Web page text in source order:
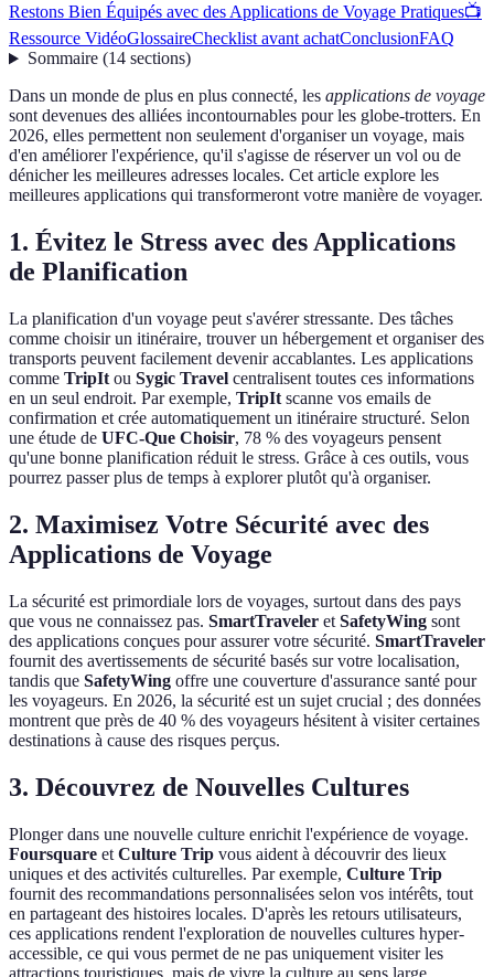
Restons Bien Équipés avec des Applications de Voyage Pratiques📺
Ressource VidéoGlossaireChecklist avant achatConclusionFAQ
Sommaire(14 sections)
Dans un monde de plus en plus connecté, les applications de voyage
sont devenues des alliées incontournables pour les globe-trotters. En
2026, elles permettent non seulement d'organiser un voyage, mais
d'en améliorer l'expérience, qu'il s'agisse de réserver un vol ou de
dénicher les meilleures adresses locales. Cet article explore les
meilleures applications qui transformeront votre manière de voyager.
1. Évitez le Stress avec des Applications
de Planification
La planification d'un voyage peut s'avérer stressante. Des tâches
comme choisir un itinéraire, trouver un hébergement et organiser des
transports peuvent facilement devenir accablantes. Les applications
comme TripIt ou Sygic Travel centralisent toutes ces informations
en un seul endroit. Par exemple, TripIt scanne vos emails de
confirmation et crée automatiquement un itinéraire structuré. Selon
une étude de UFC-Que Choisir, 78 % des voyageurs pensent
qu'une bonne planification réduit le stress. Grâce à ces outils, vous
pourrez passer plus de temps à explorer plutôt qu'à organiser.
2. Maximisez Votre Sécurité avec des
Applications de Voyage
La sécurité est primordiale lors de voyages, surtout dans des pays
que vous ne connaissez pas. SmartTraveler et SafetyWing sont
des applications conçues pour assurer votre sécurité. SmartTraveler
fournit des avertissements de sécurité basés sur votre localisation,
tandis que SafetyWing offre une couverture d'assurance santé pour
les voyageurs. En 2026, la sécurité est un sujet crucial ; des données
montrent que près de 40 % des voyageurs hésitent à visiter certaines
destinations à cause des risques perçus.
3. Découvrez de Nouvelles Cultures
Plonger dans une nouvelle culture enrichit l'expérience de voyage.
Foursquare et Culture Trip vous aident à découvrir des lieux
uniques et des activités culturelles. Par exemple, Culture Trip
fournit des recommandations personnalisées selon vos intérêts, tout
en partageant des histoires locales. D'après les retours utilisateurs,
ces applications rendent l'exploration de nouvelles cultures hyper-
accessible, ce qui vous permet de ne pas uniquement visiter les
attractions touristiques, mais de vivre la culture au sens large.